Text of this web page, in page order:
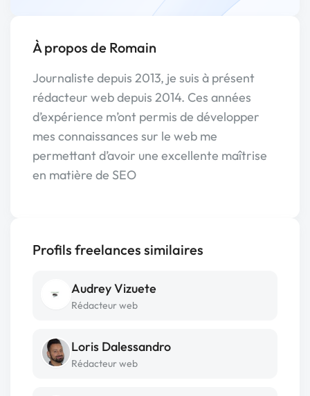
À propos de Romain
Journaliste depuis 2013, je suis à présent
rédacteur web depuis 2014. Ces années
d’expérience m’ont permis de développer
mes connaissances sur le web me
permettant d’avoir une excellente maîtrise
en matière de SEO
Profils freelances similaires
Audrey Vizuete
Rédacteur web
Loris Dalessandro
Rédacteur web